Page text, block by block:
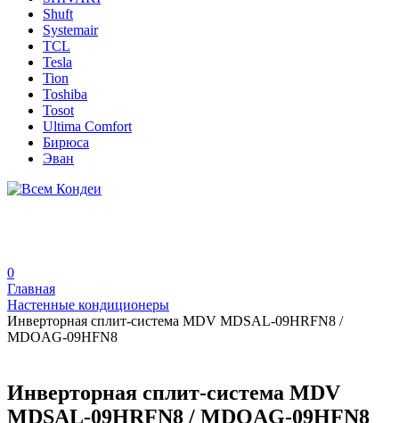
Shuft
Systemair
TCL
Tesla
Tion
Toshiba
Tosot
Ultima Comfort
Бирюса
Эван
0
Главная
Настенные кондиционеры
Инверторная сплит-система MDV MDSAL-09HRFN8 /
MDOAG-09HFN8
Инверторная сплит-система MDV
MDSAL-09HRFN8 / MDOAG-09HFN8